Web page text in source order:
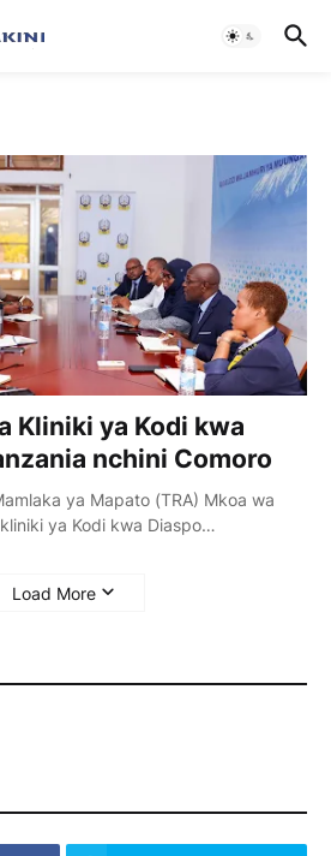
Kliniki ya Kodi kwa
nchini Comoro
ya Mapato (TRA) Mkoa wa
ya Kodi kwa Diaspo…
Load More